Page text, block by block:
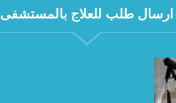
ارسال طلب للعلاج بالمستشفى